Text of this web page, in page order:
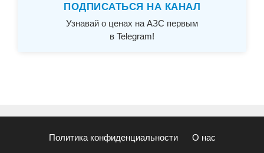
ПОДПИСАТЬСЯ НА КАНАЛ
Узнавай о ценах на АЗС первым
в Telegram!
Политика конфиденциальности О нас